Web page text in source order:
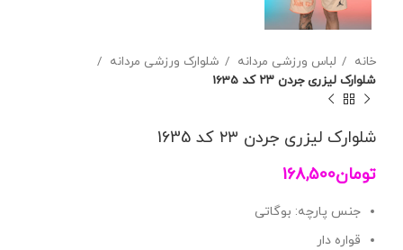
خانه لباس ورزشی مردانه
شلوارک ورزشی مردانه
شلوارک لیزری جردن ۲۳ کد 1635
شلوارک لیزری جردن ۲۳ کد 1635
تومان168,500
جنس پارچه: بوگاتی
قواره دار